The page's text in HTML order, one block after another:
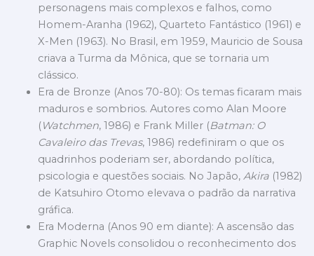
personagens mais complexos e falhos, como
Homem-Aranha (1962), Quarteto Fantástico (1961) e
X-Men (1963). No Brasil, em 1959, Mauricio de Sousa
criava a Turma da Mônica, que se tornaria um
clássico.
Era de Bronze (Anos 70-80): Os temas ficaram mais
maduros e sombrios. Autores como Alan Moore
(Watchmen, 1986) e Frank Miller (Batman: O
Cavaleiro das Trevas, 1986) redefiniram o que os
quadrinhos poderiam ser, abordando política,
psicologia e questões sociais. No Japão, Akira(1982)
de Katsuhiro Otomo elevava o padrão da narrativa
gráfica.
Era Moderna (Anos 90 em diante): A ascensão das
Graphic Novels consolidou o reconhecimento dos